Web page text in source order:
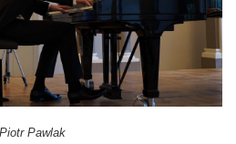
Piotr Pawlak